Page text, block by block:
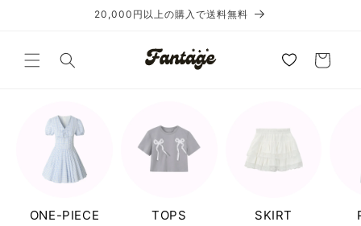
20,000円以上の購入で送料無料
ー
ONE-PIECE TOPS SKIRT